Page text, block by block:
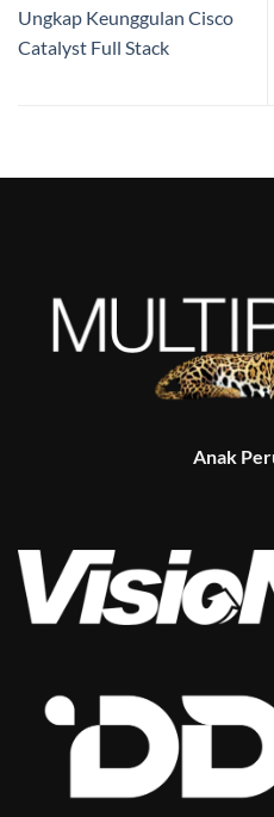
Ungkap Keunggulan Cisco
Catalyst Full Stack
Anak